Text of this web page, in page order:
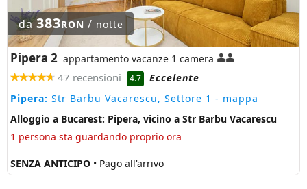
da383RON / notte
Pipera 2 appartamento vacanze 1 camera
47 recensioni 4.7
Eccelente
Pipera: Str Barbu Vacarescu, Settore 1 - mappa
Alloggio a Bucarest: Pipera, vicino a Str Barbu Vacarescu
1 persona sta guardando proprio ora
SENZA ANTICIPO • Pago all'arrivo